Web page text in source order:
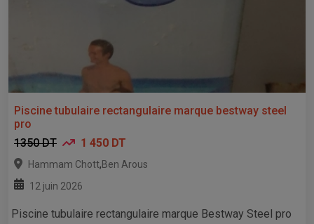
Piscine tubulaire rectangulaire marque bestway steel
pro
1350 DT
1 450 DT
Hammam Chott,Ben Arous
12 juin 2026
Piscine tubulaire rectangulaire marque Bestway Steel pro